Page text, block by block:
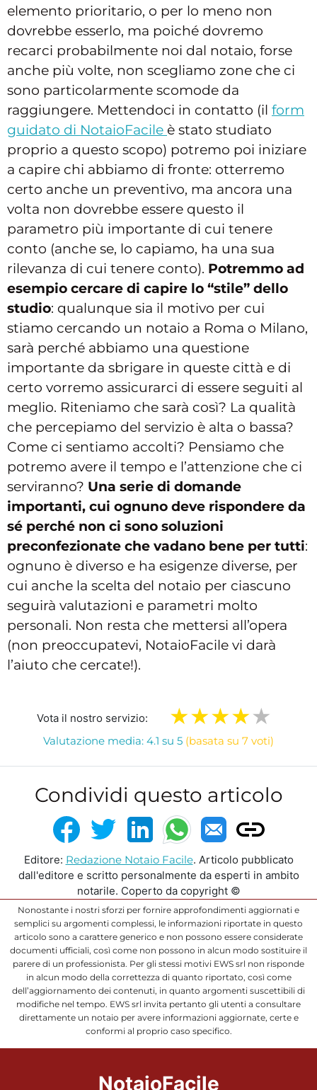
elemento prioritario, o per lo meno non
dovrebbe esserlo, ma poiché dovremo
recarci probabilmente noi dal notaio, forse
anche più volte, non scegliamo zone che ci
sono particolarmente scomode da
raggiungere. Mettendoci in contatto (il form
guidato di NotaioFacile è stato studiato
proprio a questo scopo) potremo poi iniziare
a capire chi abbiamo di fronte: otterremo
certo anche un preventivo, ma ancora una
volta non dovrebbe essere questo il
parametro più importante di cui tenere
conto (anche se, lo capiamo, ha una sua
rilevanza di cui tenere conto). Potremmo ad
esempio cercare di capire lo “stile” dello
studio: qualunque sia il motivo per cui
stiamo cercando un notaio a Roma o Milano,
sarà perché abbiamo una questione
importante da sbrigare in queste città e di
certo vorremo assicurarci di essere seguiti al
meglio. Riteniamo che sarà così? La qualità
che percepiamo del servizio è alta o bassa?
Come ci sentiamo accolti? Pensiamo che
potremo avere il tempo e l’attenzione che ci
serviranno? Una serie di domande
importanti, cui ognuno deve rispondere da
sé perché non ci sono soluzioni
preconfezionate che vadano bene per tutti:
ognuno è diverso e ha esigenze diverse, per
cui anche la scelta del notaio per ciascuno
seguirà valutazioni e parametri molto
personali. Non resta che mettersi all’opera
(non preoccupatevi, NotaioFacile vi darà
l’aiuto che cercate!).
Vota il nostro servizio:
Valutazione media: 4.1 su 5 (basata su 7 voti)
Condividi questo articolo
Editore: Redazione Notaio Facile. Articolo pubblicato
dall'editore e scritto personalmente da esperti in ambito
notarile. Coperto da copyright ©
Nonostante i nostri sforzi per fornire approfondimenti aggiornati e
semplici su argomenti complessi, le informazioni riportate in questo
articolo sono a carattere generico e non possono essere considerate
documenti ufficiali, così come non possono in alcun modo sostituire il
parere di un professionista. Per gli stessi motivi EWS srl non risponde
in alcun modo della correttezza di quanto riportato, così come
dell’aggiornamento dei contenuti, in quanto argomenti suscettibili di
modifiche nel tempo. EWS srl invita pertanto gli utenti a consultare
direttamente un notaio per avere informazioni aggiornate, certe e
conformi al proprio caso specifico.
NotaioFacile